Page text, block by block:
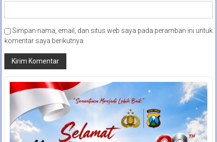
Simpan nama, email, dan situs web saya pada peramban ini untuk
komentar saya berikutnya.